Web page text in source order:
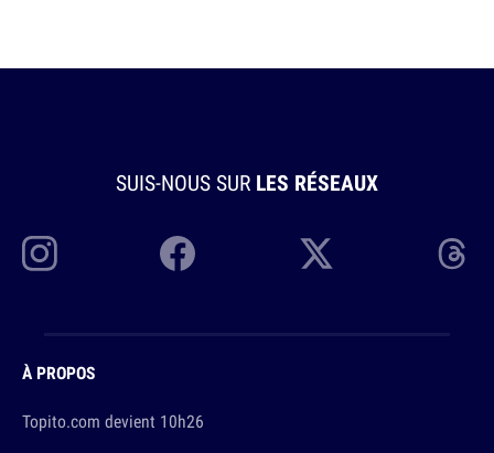
SUIS-NOUS SUR LES RÉSEAUX
À PROPOS
Topito.com devient 10h26